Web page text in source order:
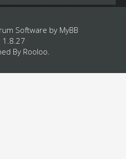
Software by MyBB
1.8.27
By Rooloo.